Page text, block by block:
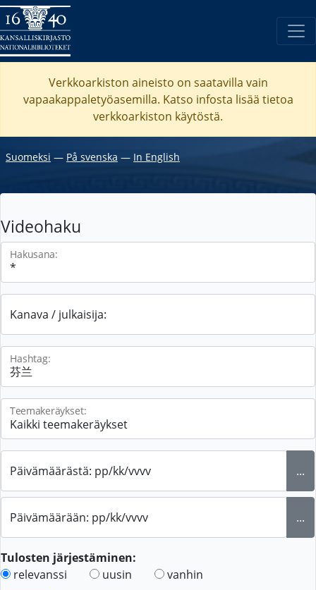
Verkkoarkiston aineisto on saatavilla vain
vapaakappaletyöasemilla. Katso infosta lisää tietoa
verkkoarkiston käytöstä.
Suomeksi ― På svenska ― In English
Videohaku
Hakusana:
Kanava / julkaisija:
Hashtag:
Teemakeräykset:
Päivämäärästä: pp/kk/vvvv ...
Päivämäärään: pp/kk/vvvv ...
Tulosten järjestäminen:
relevanssi
uusin vanhin